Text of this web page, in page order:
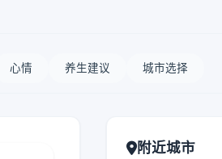
心情 养生建议 城市选择
附近城市